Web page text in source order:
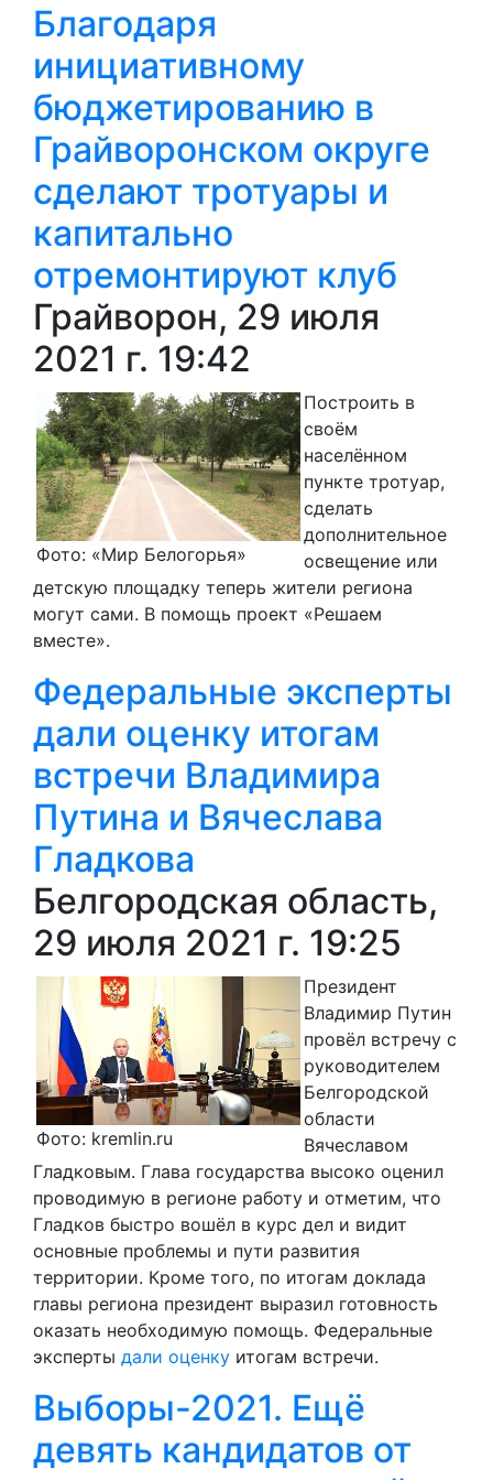
Благодаря
инициативному
бюджетированию в
Грайворонском округе
сделают тротуары и
капитально
отремонтируют клуб
Грайворон, 29 июля
2021 г. 19:42
Фото: «Мир Белогорья»
Построить в
своём
населённом
пункте тротуар,
сделать
дополнительное
освещение или
детскую площадку теперь жители региона
могут сами. В помощь проект «Решаем
вместе».
Федеральные эксперты
дали оценку итогам
встречи Владимира
Путина и Вячеслава
Гладкова
Белгородская область,
29 июля 2021 г. 19:25
Фото: kremlin.ru
Президент
Владимир Путин
провёл встречу с
руководителем
Белгородской
области
Вячеславом
Гладковым. Глава государства высоко оценил
проводимую в регионе работу и отметим, что
Гладков быстро вошёл в курс дел и видит
основные проблемы и пути развития
территории. Кроме того, по итогам доклада
главы региона президент выразил готовность
оказать необходимую помощь. Федеральные
эксперты дали оценку итогам встречи.
Выборы-2021. Ещё
девять кандидатов от